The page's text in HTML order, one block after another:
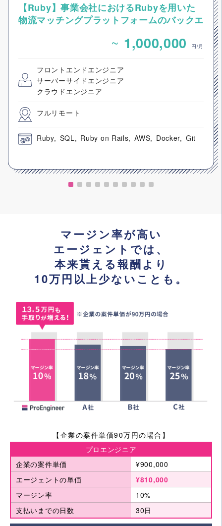
【Ruby】事業会社におけるRubyを用いた
物流マッチングプラットフォームのバックエ
~ 1,000,000 円/月
フロントエンドエンジニア
サーバーサイドエンジニア
クラウドエンジニア
フルリモート
Ruby SQL Ruby on Rails AWS Docker Git
マージン率が高い
エージェントでは、
本来貰える報酬より
10万円以上少ないことも。
【企業の案件単価90万円の場合】
プロエンジニア
企業の案件単価
¥900,000
エージェントの単価
¥810,000
マージン率
10%
支払いまでの日数
30日